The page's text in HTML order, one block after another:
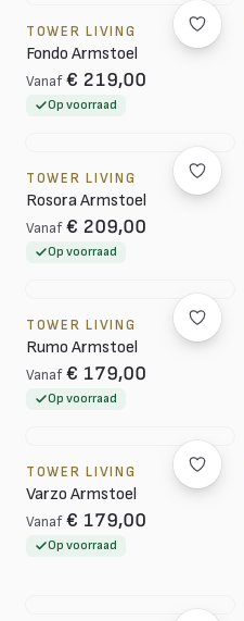
TOWER LIVING
Fondo Armstoel
Vanaf € 219,00
Op voorraad
TOWER LIVING
Rosora Armstoel
Vanaf € 209,00
Op voorraad
TOWER LIVING
Rumo Armstoel
Vanaf € 179,00
Op voorraad
TOWER LIVING
Varzo Armstoel
Vanaf € 179,00
Op voorraad